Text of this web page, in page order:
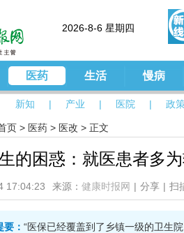
2026-8-6 星期四
医药
新知 | 产业 | 医院 | 政
生活 慢病
页 > 医药 > 医改 > 正文
的困惑：就医患者多
17:04:23 来源： 健康时报网 | 分享 | 扫
要： “医保已经覆盖到了乡镇一级的卫生